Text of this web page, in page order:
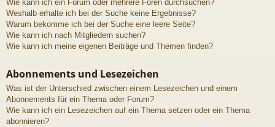
Wie kann ich ein Forum oder mehrere Foren durchsuchen?
Weshalb erhalte ich bei der Suche keine Ergebnisse?
Warum bekomme ich bei der Suche eine leere Seite?
Wie kann ich nach Mitgliedern suchen?
Wie kann ich meine eigenen Beiträge und Themen finden?
Abonnements und Lesezeichen
Was ist der Unterschied zwischen einem Lesezeichen und einem
Abonnements für ein Thema oder Forum?
Wie kann ich ein Lesezeichen auf ein Thema setzen oder ein Thema
abonnieren?